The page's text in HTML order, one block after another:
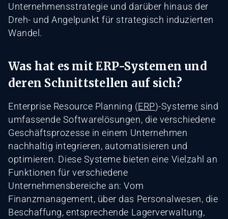
Unternehmensstrategie und darüber hinaus der
Dreh- und Angelpunkt für strategisch induzierten
Wandel.
Was hat es mit ERP-Systemen und
deren Schnittstellen auf sich?
Enterprise Resource Planning (ERP)-Systeme sind
umfassende Softwarelösungen, die verschiedene
Geschäftsprozesse in einem Unternehmen
nachhaltig integrieren, automatisieren und
optimieren. Diese Systeme bieten eine Vielzahl an
Funktionen für verschiedene
Unternehmensbereiche an: Vom
Finanzmanagement, über das Personalwesen, die
Beschaffung, entsprechende Lagerverwaltung,